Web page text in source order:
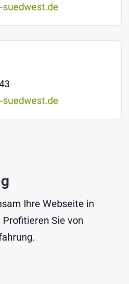
suedwest.de
suedwest.de
Ihre Webseite in
Profitieren Sie von